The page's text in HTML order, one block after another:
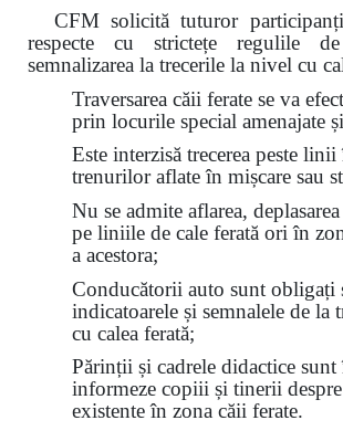
CFM solicită tuturor
respecte cu strictețe regulile
semnalizarea la trecerile la nivel cu
Traversarea căii ferate se va
prin locurile special amenajate
Este interzisă trecerea peste
trenurilor aflate în mișcare sau
Nu se admite aflarea,
pe liniile de cale ferată ori în
a acestora;
Conducătorii auto sunt obligați
indicatoarele și semnalele de la
cu calea ferată;
Părinții și cadrele didactice sunt
informeze copiii și tinerii
existente în zona căii ferate.